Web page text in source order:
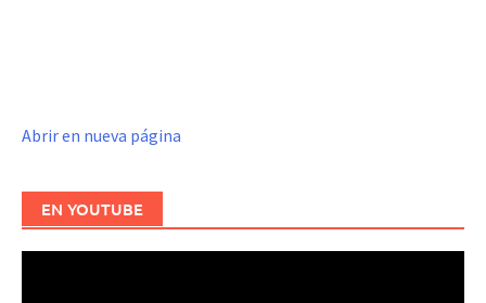
Abrir en nueva página
EN YOUTUBE